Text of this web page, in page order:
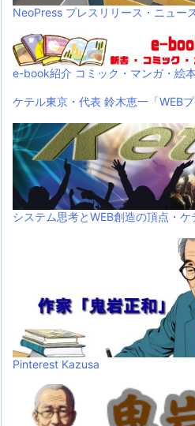
NeoPress プレスリリース・ニュー
e-book紹介 コミック・マンガ・絵本
ケテル東京・代表 鈴木恵一「WEBプ
システム思考とWEB創造の頂点・ケ
Pinterest Kazusa